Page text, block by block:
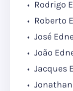
Rodrigo
Roberto
José
João
Jacques